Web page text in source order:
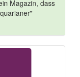
Magazin, dass